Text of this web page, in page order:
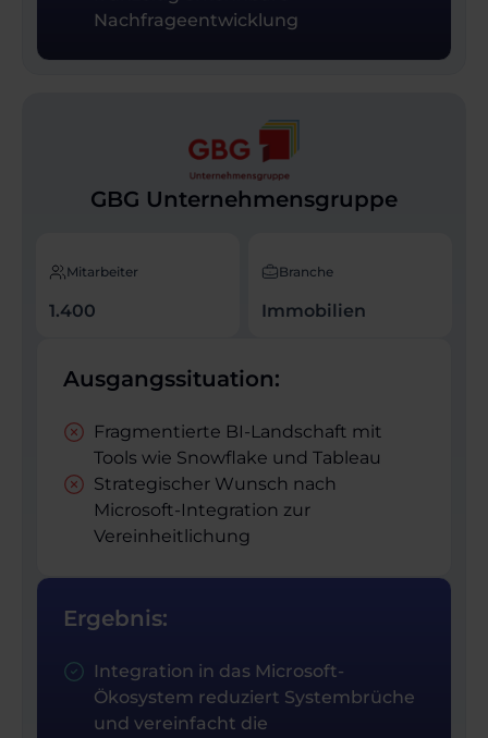
Nachfrageentwicklung
GBG Unternehmensgruppe
Mitarbeiter
1.400
Branche
Immobilien
Ausgangssituation:
Fragmentierte BI-Landschaft mit
Tools wie Snowflake und Tableau
Strategischer Wunsch nach
Microsoft-Integration zur
Vereinheitlichung
Ergebnis:
Integration in das Microsoft-
Ökosystem reduziert Systembrüche
und vereinfacht die